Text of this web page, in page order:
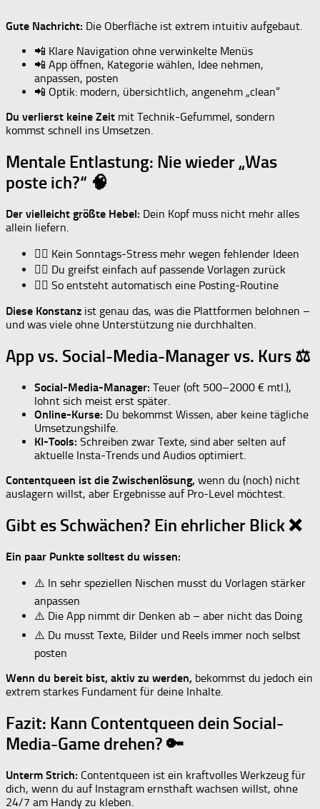
Gute Nachricht: Die Oberfläche ist extrem intuitiv aufgebaut.
📲 Klare Navigation ohne verwinkelte Menüs
📲 App öffnen, Kategorie wählen, Idee nehmen,
anpassen, posten
📲 Optik: modern, übersichtlich, angenehm „clean“
Du verlierst keine Zeit mit Technik-Gefummel, sondern
kommst schnell ins Umsetzen.
Mentale Entlastung: Nie wieder „Was
poste ich?“ 🧠
Der vielleicht größte Hebel: Dein Kopf muss nicht mehr alles
allein liefern.
💆‍♀️ Kein Sonntags-Stress mehr wegen fehlender Ideen
💆‍♀️ Du greifst einfach auf passende Vorlagen zurück
💆‍♀️ So entsteht automatisch eine Posting-Routine
Diese Konstanz ist genau das, was die Plattformen belohnen –
und was viele ohne Unterstützung nie durchhalten.
App vs. Social-Media-Manager vs. Kurs ⚖️
Social-Media-Manager: Teuer (oft 500–2000 € mtl.),
lohnt sich meist erst später.
Online-Kurse: Du bekommst Wissen, aber keine tägliche
Umsetzungshilfe.
KI-Tools: Schreiben zwar Texte, sind aber selten auf
aktuelle Insta-Trends und Audios optimiert.
Contentqueen ist die Zwischenlösung, wenn du (noch) nicht
auslagern willst, aber Ergebnisse auf Pro-Level möchtest.
Gibt es Schwächen? Ein ehrlicher Blick ❌
Ein paar Punkte solltest du wissen:
⚠️ In sehr speziellen Nischen musst du Vorlagen stärker
anpassen
⚠️ Die App nimmt dir Denken ab – aber nicht das Doing
⚠️ Du musst Texte, Bilder und Reels immer noch selbst
posten
Wenn du bereit bist, aktiv zu werden, bekommst du jedoch ein
extrem starkes Fundament für deine Inhalte.
Fazit: Kann Contentqueen dein Social-
Media-Game drehen? 🔑
Unterm Strich: Contentqueen ist ein kraftvolles Werkzeug für
dich, wenn du auf Instagram ernsthaft wachsen willst, ohne
24/7 am Handy zu kleben.